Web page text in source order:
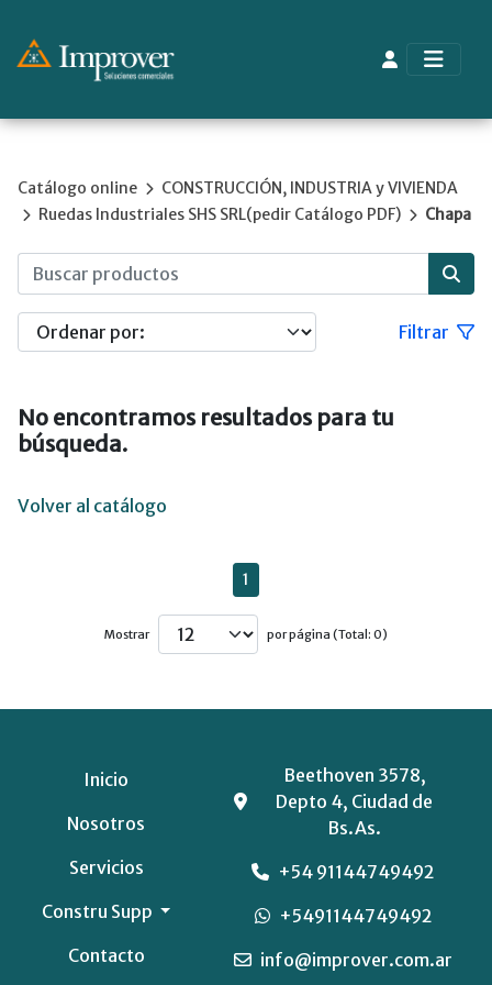
Catálogo online
CONSTRUCCIÓN, INDUSTRIA y VIVIENDA
Ruedas Industriales SHS SRL(pedir Catálogo PDF)
Chapa
Filtrar
No encontramos resultados para tu
búsqueda.
Volver al catálogo
1
Mostrar por página (Total: 0)
Inicio
Nosotros
Servicios
Constru Supp
Contacto
Beethoven 3578,
Depto 4, Ciudad de
Bs.As.
+54 91144749492
+5491144749492
info@improver.com.ar